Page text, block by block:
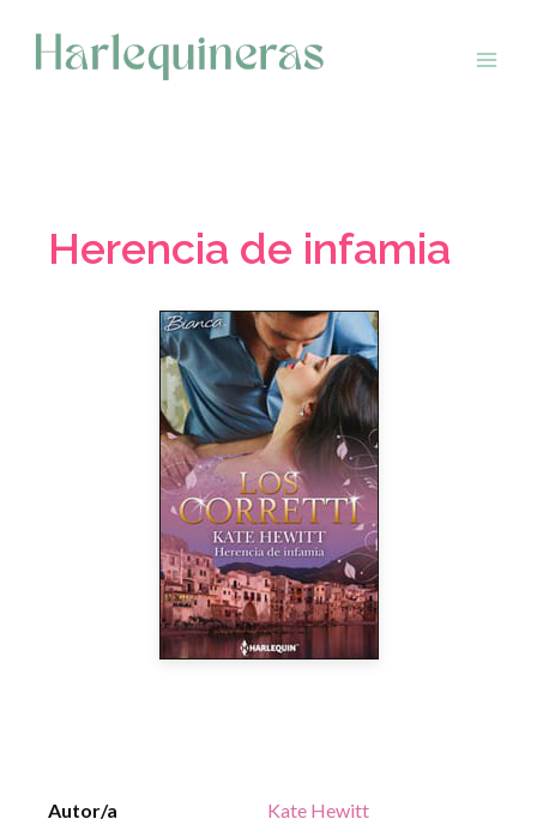
contenido
Herencia de infamia
Autor/a Kate Hewitt